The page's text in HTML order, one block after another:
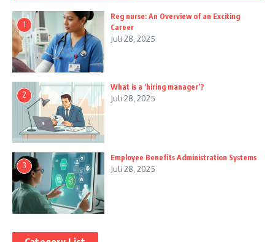
1
Reg nurse: An Overview of an Exciting
Career
Juli 28, 2025
2
What is a ‘hiring manager’?
Juli 28, 2025
3
Employee Benefits Administration Systems
Juli 28, 2025